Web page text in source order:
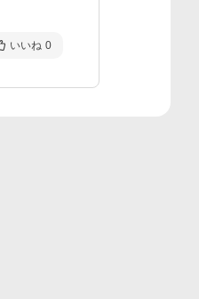
いいね 0